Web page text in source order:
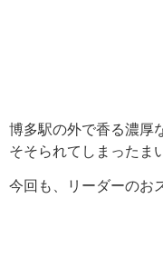
博多駅の外で香る濃厚
そそられてしまったま
今回も、リーダーのお